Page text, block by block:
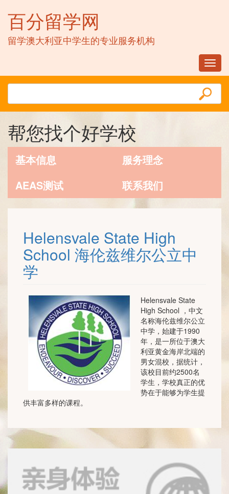
百分留学网
留学澳大利亚中学生的专业服务机构
帮您找个好学校
基本信息
服务理念
AEAS测试
联系我们
Helensvale State High
School 海伦兹维尔公立中
学
Helensvale State
High School ，中文
名称海伦兹维尔公立
中学，始建于1990
年，是一所位于澳大
利亚黄金海岸北端的
男女混校，据统计，
该校目前约2500名
学生，学校真正的优
势在于能够为学生提
供丰富多样的课程。